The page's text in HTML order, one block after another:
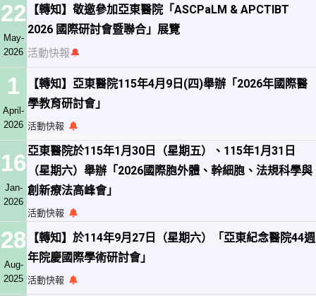
22
May-
2026
【轉知】敬邀參加亞東醫院「ASCPaLM & APCTIBT
2026 國際研討會暨聯合」展覽
活動快報🔔
1
April-
2026
【轉知】亞東醫院115年4月9日(四)舉辦「2026年國際醫
學教育研討會」
活動快報
16
Jan-
2026
亞東醫院於115年1月30日（星期五）、115年1月31日
（星期六）舉辦「2026國際胞外體、幹細胞、法規科學與
創新療法高峰會」
活動快報
28
Aug-
2025
【轉知】於114年9月27日（星期六）「亞東紀念醫院44週
年院慶國際學術研討會」
活動快報